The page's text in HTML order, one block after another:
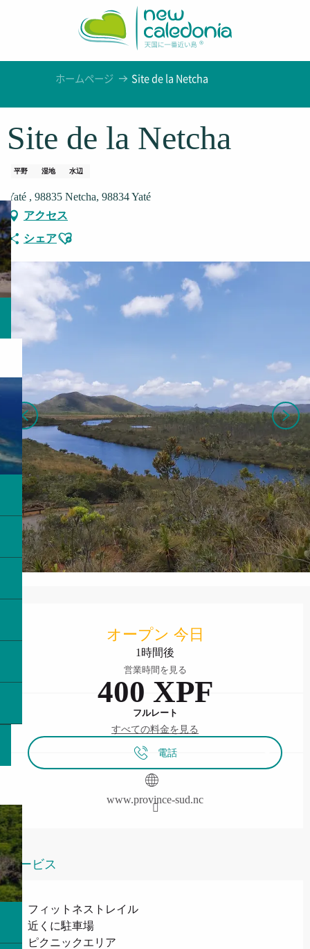
ホームページ Site de la Netcha
Site de la Netcha
平野 湿地 水辺
Yaté , 98835 Netcha, 98834 Yaté
アクセス
シェアAjouter aux favoris
オープン 今日
1時間後
営業時間を見る
400 XPF
フルレート
すべての料金を見る
電話
www.province-sud.nc
サービス
フィットネストレイル
近くに駐車場
ピクニックエリア